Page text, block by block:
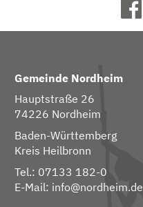
Gemeinde Nordheim
Hauptstraße 26
74226 Nordheim
Baden-Württemberg
Kreis Heilbronn
Tel.: 07133 182-0
E-Mail: info@nordheim.de